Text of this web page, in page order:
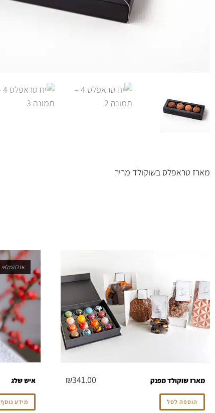
מארז טראפלס בשוקולד מריר
מארז שוקולד מפנק ₪341.00
הוספה לסל
אזל המלאי
איש שלג
מידע נוסף